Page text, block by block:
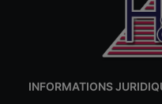
INFORMATIONS